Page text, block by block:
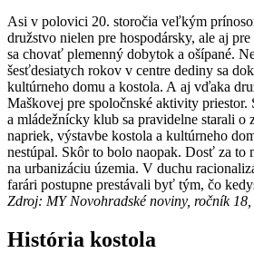
Asi v polovici 20. storočia veľkým
družstvo nielen pre hospodársky, ale aj
sa chovať plemenný dobytok a ošípané.
šesťdesiatych rokov v centre dediny sa
kultúrneho domu a kostola. A aj vďaka
Maškovej pre spoločnské aktivity priestor.
a mládežnícky klub sa pravidelne starali o
napriek, výstavbe kostola a kultúrneho
nestúpal. Skôr to bolo naopak. Dosť za to
na urbanizáciu územia. V duchu
farári postupne prestávali byť tým, čo
Zdroj: MY Novohradské noviny, ročník 18,
História kostola